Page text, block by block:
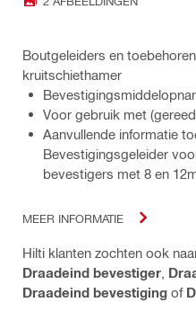
Boutgeleiders en
kruitschiethamer
Voor gebruik met
Aanvullende informatie
Bevestigingsgeleider
bevestigers met 8 en
MEER INFORMATIE
Hilti klanten zochten ook
Draadeind bevestiger
Draadeind bevestiging of